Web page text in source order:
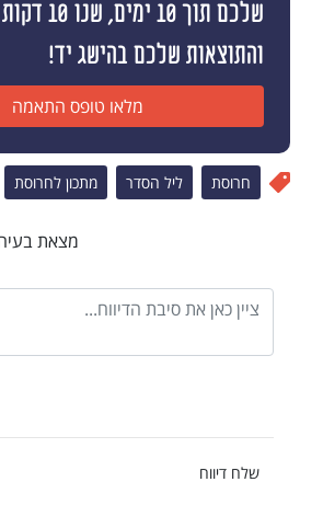
שלכם תוך 10
והתוצאות שלכם בהישג יד!
מלאו טופס התאמה
חרוסת ליל הסדר מתכון לחרוסת
מצאת בעיה
שלח דיווח